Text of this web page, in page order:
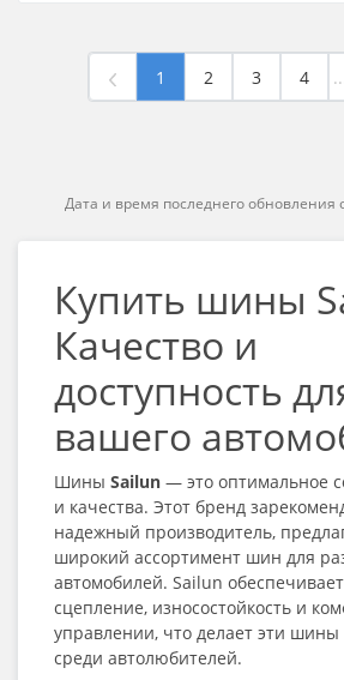
1 2 3 4
Дата и время последнего обновления
Купить шины
Качество и
доступность
вашего
Шины Sailun — это оптимальное
и качества. Этот бренд
надежный производитель,
широкий ассортимент шин для
автомобилей. Sailun
сцепление, износостойкость и
управлении, что делает эти
среди автолюбителей.